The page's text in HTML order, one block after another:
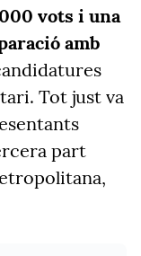
vots i una
amb
Tot just va
part